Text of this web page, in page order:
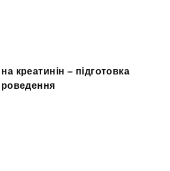
креатинін – підготовка